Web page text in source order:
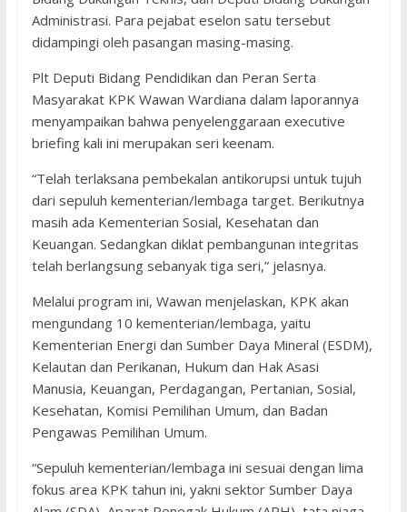
Administrasi. Para pejabat eselon satu tersebut
didampingi oleh pasangan masing-masing.
Plt Deputi Bidang Pendidikan dan Peran Serta
Masyarakat KPK Wawan Wardiana dalam laporannya
menyampaikan bahwa penyelenggaraan executive
briefing kali ini merupakan seri keenam.
“Telah terlaksana pembekalan antikorupsi untuk tujuh
dari sepuluh kementerian/lembaga target. Berikutnya
masih ada Kementerian Sosial, Kesehatan dan
Keuangan. Sedangkan diklat pembangunan integritas
telah berlangsung sebanyak tiga seri,” jelasnya.
Melalui program ini, Wawan menjelaskan, KPK akan
mengundang 10 kementerian/lembaga, yaitu
Kementerian Energi dan Sumber Daya Mineral (ESDM),
Kelautan dan Perikanan, Hukum dan Hak Asasi
Manusia, Keuangan, Perdagangan, Pertanian, Sosial,
Kesehatan, Komisi Pemilihan Umum, dan Badan
Pengawas Pemilihan Umum.
“Sepuluh kementerian/lembaga ini sesuai dengan lima
fokus area KPK tahun ini, yakni sektor Sumber Daya